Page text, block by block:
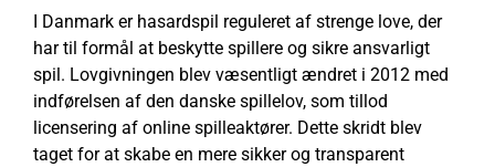
I Danmark er hasardspil reguleret af strenge love, der
har til formål at beskytte spillere og sikre ansvarligt
spil. Lovgivningen blev væsentligt ændret i 2012 med
indførelsen af den danske spillelov, som tillod
licensering af online spilleaktører. Dette skridt blev
taget for at skabe en mere sikker og transparent